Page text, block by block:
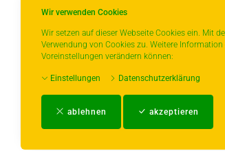
Wir verwenden Cookies
Wir setzen auf dieser Webseite Cookies ein. Mit
Verwendung von Cookies zu. Weitere
Voreinstellungen verändern können:
Einstellungen Datenschutzerklärung
ablehnen akzeptieren
* gilt für Lieferungen innerhalb
bitte der Schaltfläche mit den
Impressum-AGB